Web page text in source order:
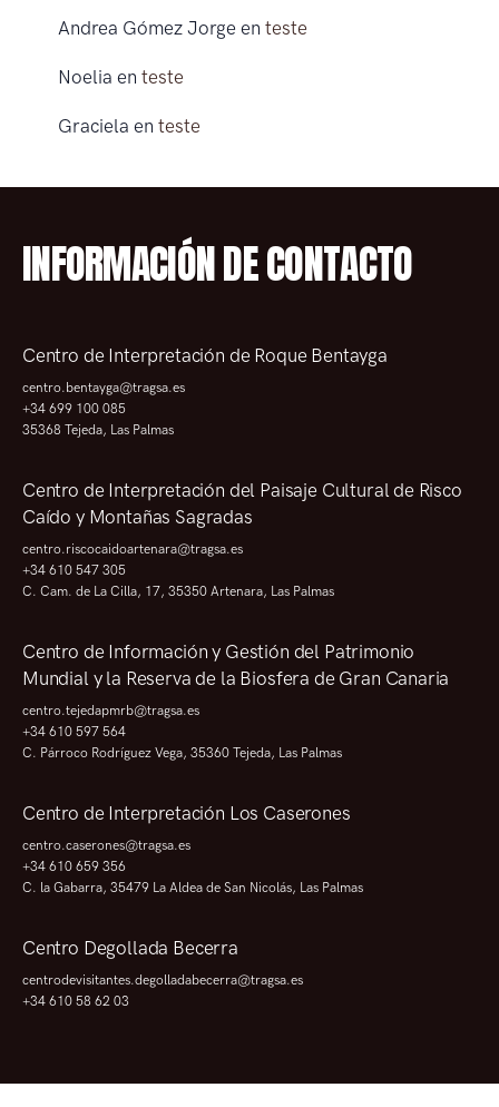
Andrea Gómez Jorge en teste
Noelia en teste
Graciela en teste
INFORMACIÓN DE CONTACTO
Centro de Interpretación de Roque Bentayga
centro.bentayga@tragsa.es
+34 699 100 085
35368 Tejeda, Las Palmas
Centro de Interpretación del Paisaje Cultural de Risco
Caído y Montañas Sagradas
centro.riscocaidoartenara@tragsa.es
+34 610 547 305
C. Cam. de La Cilla, 17, 35350 Artenara, Las Palmas
Centro de Información y Gestión del Patrimonio
Mundial y la Reserva de la Biosfera de Gran Canaria
centro.tejedapmrb@tragsa.es
+34 610 597 564
C. Párroco Rodríguez Vega, 35360 Tejeda, Las Palmas
Centro de Interpretación Los Caserones
centro.caserones@tragsa.es
+34 610 659 356
C. la Gabarra, 35479 La Aldea de San Nicolás, Las Palmas
Centro Degollada Becerra
centrodevisitantes.degolladabecerra@tragsa.es
+34 610 58 62 03